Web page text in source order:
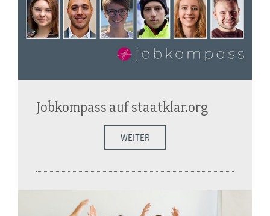
Jobkompass auf staatklar.org
WEITER